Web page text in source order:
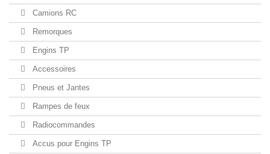
Camions RC
Remorques
Engins TP
Accessoires
Pneus et Jantes
Rampes de feux
Radiocommandes
Accus pour Engins TP